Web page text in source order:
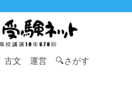
古文 運営 🔍さがす